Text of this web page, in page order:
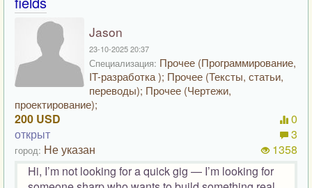
Jason
23-10-2025 20:37
Специализация: Прочее (Программирование,
IT-разработка ); Прочее (Тексты, статьи,
переводы); Прочее (Чертежи,
проектирование);
200 USD
открыт
город: Не указан
0
3
1358
Hi, I’m not looking for a quick gig — I’m looking for